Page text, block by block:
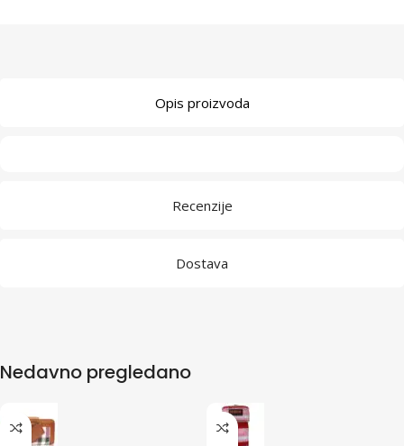
Opis proizvoda
Recenzije
Dostava
Nedavno pregledano